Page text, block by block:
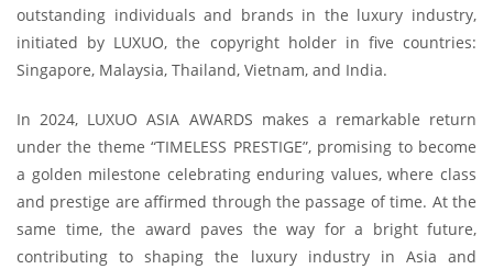
outstanding individuals and brands in the luxury industry,
initiated by LUXUO, the copyright holder in five countries:
Singapore, Malaysia, Thailand, Vietnam, and India.
In 2024, LUXUO ASIA AWARDS makes a remarkable return
under the theme “TIMELESS PRESTIGE”, promising to become
a golden milestone celebrating enduring values, where class
and prestige are affirmed through the passage of time. At the
same time, the award paves the way for a bright future,
contributing to shaping the luxury industry in Asia and